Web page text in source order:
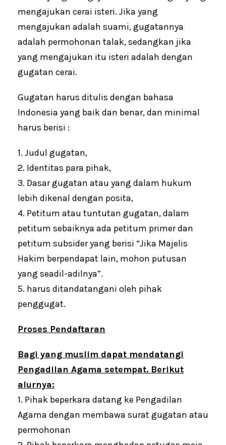
mengajukan cerai isteri. Jika yang
mengajukan adalah suami, gugatannya
adalah permohonan talak, sedangkan jika
yang mengajukan itu isteri adalah dengan
gugatan cerai.
Gugatan harus ditulis dengan bahasa
Indonesia yang baik dan benar, dan minimal
harus berisi :
1. Judul gugatan,
2. Identitas para pihak,
3. Dasar gugatan atau yang dalam hukum
lebih dikenal dengan posita,
4. Petitum atau tuntutan gugatan, dalam
petitum sebaiknya ada petitum primer dan
petitum subsider yang berisi “Jika Majelis
Hakim berpendapat lain, mohon putusan
yang seadil-adilnya”.
5. harus ditandatangani oleh pihak
penggugat.
Proses Pendaftaran
Bagi yang muslim dapat mendatangi
Pengadilan Agama setempat. Berikut
alurnya:
1. Pihak beperkara datang ke Pengadilan
Agama dengan membawa surat gugatan atau
permohonan